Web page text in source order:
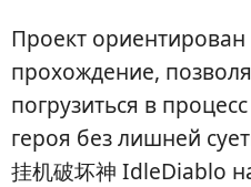
Проект
прохождение,
погрузиться в
героя без лишней
挂机破坏神 IdleDiablo